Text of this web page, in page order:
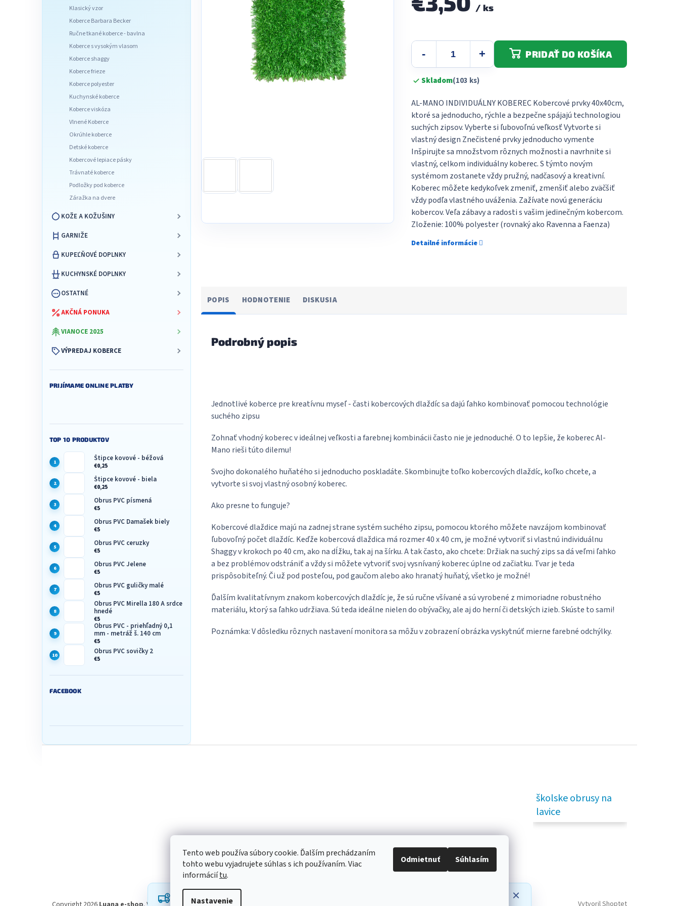
Tento web používa súbory cookie. Ďalším prechádzaním
tohto webu vyjadrujete súhlas s ich používaním. Viac
informáciítu.
Nastavenie
Odmietnuť Súhlasím
oneskorenie a ďakujeme za pochopenie.
Klasický vzor
Koberce Barbara Becker
Ručne tkané koberce - bavlna
Koberce s vysokým vlasom
Koberce shaggy
Koberce frieze
Koberce polyester
Kuchynské koberce
Koberce viskóza
Vlnené Koberce
Okrúhle koberce
Detské koberce
Kobercové lepiace pásky
Trávnaté koberce
Podložky pod koberce
Záražka na dvere
KOŽE A KOŽUŠINY
GARNIŽE
KUPEĽŇOVÉ DOPLNKY
KUCHYNSKÉ DOPLNKY
OSTATNÉ
AKČNÁ PONUKA
VIANOCE 2025
VÝPREDAJ KOBERCE
PRIJÍMAME ONLINE PLATBY
TOP 10 PRODUKTOV
Štipce kovové - béžová
€0,25
Štipce kovové - biela
€0,25
Obrus PVC písmená
€5
Obrus PVC Damašek biely
€5
Obrus PVC ceruzky
€5
Obrus PVC Jelene
€5
Obrus PVC guličky malé
€5
Obrus PVC Mirella 180 A srdce
hnedé
€5
Obrus PVC - priehľadný 0,1
mm - metráž š. 140 cm
€5
Obrus PVC sovičky 2
€5
FACEBOOK
5
/ ks
Skladom(103 ks)
PRIDAŤ DO KOŠÍKA
AL-MANO INDIVIDUÁLNY KOBEREC Kobercové prvky 40x40cm,
ktoré sa jednoducho, rýchle a bezpečne spájajú technologiou
suchých zipsov. Vyberte si ľubovoľnú veľkosť Vytvorte si
vlastný design Znečistené prvky jednoducho vymente
Inšpirujte sa množstvom rôznych možnosti a navrhnite si
vlastný, celkom individuálny koberec. S týmto novým
systémom zostanete vždy pružný, nadčasový a kreativní.
Koberec môžete kedykoľvek zmeniť, zmenšiť alebo zväčšiť
vždy podľa vlastného uváženia. Zažívate novú generáciu
kobercov. Veľa zábavy a radosti s vašim jedinečným kobercom.
Zloženie: 100% polyester (rovnaký ako Ravenna a Faenza)
Detailné informácie
POPIS HODNOTENIE DISKUSIA
Podrobný popis
Jednotlivé koberce pre kreatívnu myseľ - časti kobercových dlaždíc sa dajú ľahko kombinovať pomocou technológie
suchého zipsu
Zohnať vhodný koberec v ideálnej veľkosti a farebnej kombinácii často nie je jednoduché. O to lepšie, že koberec Al-
Mano rieši túto dilemu!
Svojho dokonalého huňatého si jednoducho poskladáte. Skombinujte toľko kobercových dlaždíc, koľko chcete, a
vytvorte si svoj vlastný osobný koberec.
Ako presne to funguje?
Kobercové dlaždice majú na zadnej strane systém suchého zipsu, pomocou ktorého môžete navzájom kombinovať
ľubovoľný počet dlaždíc. Keďže kobercová dlaždica má rozmer 40 x 40 cm, je možné vytvoriť si vlastnú individuálnu
Shaggy v krokoch po 40 cm, ako na dĺžku, tak aj na šírku. A tak často, ako chcete: Držiak na suchý zips sa dá veľmi ľahko
a bez problémov odstrániť a vždy si môžete vytvoriť svoj vysnívaný koberec úplne od začiatku. Tvar je teda
prispôsobiteľný. Či už pod posteľou, pod gaučom alebo ako hranatý huňatý, všetko je možné!
Ďalším kvalitatívnym znakom kobercových dlaždíc je, že sú ručne všívané a sú vyrobené z mimoriadne robustného
materiálu, ktorý sa ľahko udržiava. Sú teda ideálne nielen do obývačky, ale aj do herní či detských izieb. Skúste to sami!
Poznámka: V dôsledku rôznych nastavení monitora sa môžu v zobrazení obrázka vyskytnúť mierne farebné odchýlky.
školske obrusy na
lavice